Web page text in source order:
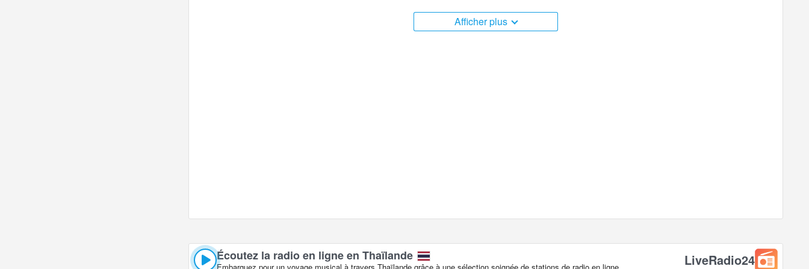
La webcam en direct Thaïlande est située dans le fuseau horaire +07:00. Webcams en direct dans la ville de Bangkok,
Thaïlande en temps réel. D'abord montré des webcams populaires.Afficher plus
Écoutez la radio en ligne en Thaïlande
Embarquez pour un voyage musical à travers Thaïlande grâce à une sélection soignée de stations de radio en ligne. LiveRadio24